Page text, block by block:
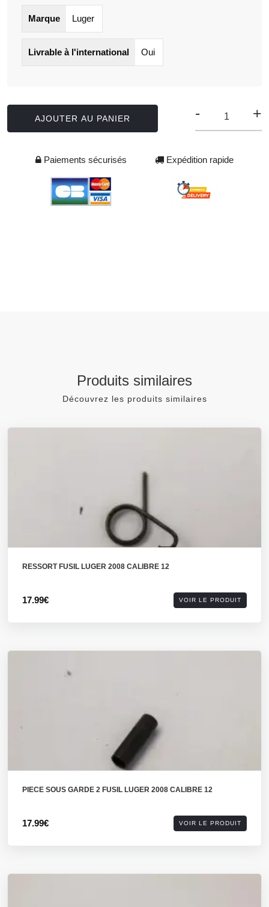
Marque Luger
Livrable à l'international Oui
AJOUTER AU PANIER - +
Paiements sécurisés Expédition rapide
Produits similaires
Découvrez les produits similaires
RESSORT FUSIL LUGER 2008 CALIBRE 12
17.99€ VOIR LE PRODUIT
PIECE SOUS GARDE 2 FUSIL LUGER 2008 CALIBRE 12
17.99€ VOIR LE PRODUIT